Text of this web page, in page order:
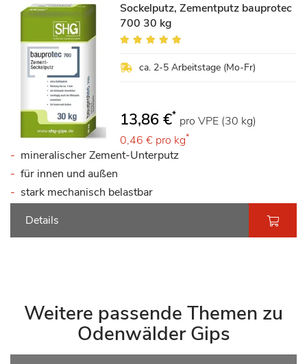
Sockelputz, Zementputz bauprotec
700 30 kg
Bewertung:
ca. 2-5 Arbeitstage (Mo-Fr)
13,86 €* pro VPE (30 kg)
0,46 € pro kg*
mineralischer Zement-Unterputz
für innen und außen
stark mechanisch belastbar
Details
Weitere passende Themen zu
Odenwälder Gips